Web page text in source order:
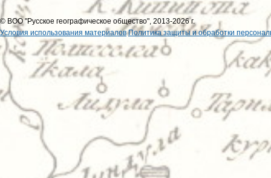
© ВОО "Русское географическое общество", 2013-2026 г.
Условия использования материалов Политика защиты и обработки